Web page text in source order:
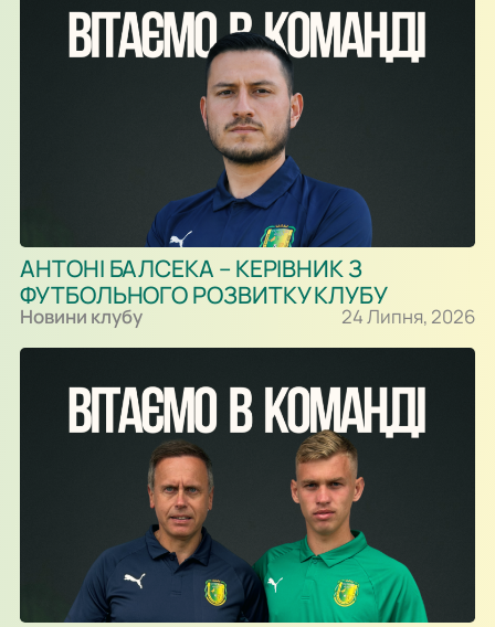
АНТОНІ БАЛСЕКА – КЕРІВНИК З
ФУТБОЛЬНОГО РОЗВИТКУ КЛУБУ
Новини клубу 24 Липня, 2026